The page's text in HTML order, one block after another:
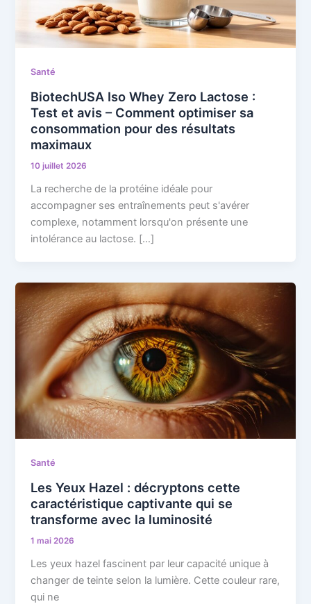
Santé
BiotechUSA Iso Whey Zero Lactose :
Test et avis – Comment optimiser sa
consommation pour des résultats
maximaux
10 juillet 2026
La recherche de la protéine idéale pour
accompagner ses entraînements peut s'avérer
complexe, notamment lorsqu'on présente une
intolérance au lactose. […]
Santé
Les Yeux Hazel : décryptons cette
caractéristique captivante qui se
transforme avec la luminosité
1 mai 2026
Les yeux hazel fascinent par leur capacité unique à
changer de teinte selon la lumière. Cette couleur rare,
qui ne